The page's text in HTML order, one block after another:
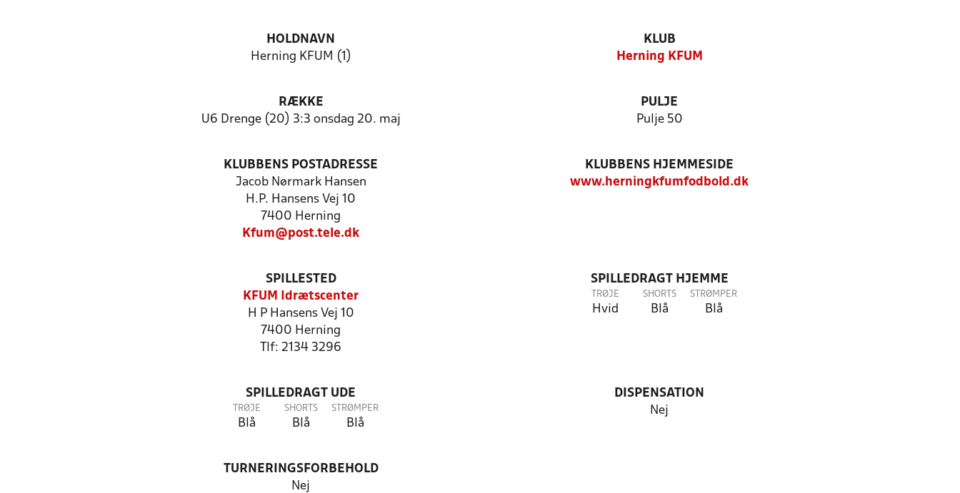
HOLDNAVN
Herning KFUM (1)
KLUB
Herning KFUM
RÆKKE
U6 Drenge (20) 3:3 onsdag 20. maj
PULJE
Pulje 50
KLUBBENS POSTADRESSE
Jacob Nørmark Hansen
H.P. Hansens Vej 10
7400 Herning
Kfum@post.tele.dk
KLUBBENS HJEMMESIDE
www.herningkfumfodbold.dk
SPILLESTED
KFUM Idrætscenter
H P Hansens Vej 10
7400 Herning
Tlf: 2134 3296
SPILLEDRAGT HJEMME
TRØJE
Hvid
SHORTS
Blå
STRØMPER
Blå
SPILLEDRAGT UDE
TRØJE
Blå
SHORTS
Blå
STRØMPER
Blå
DISPENSATION
Nej
TURNERINGSFORBEHOLD
Nej